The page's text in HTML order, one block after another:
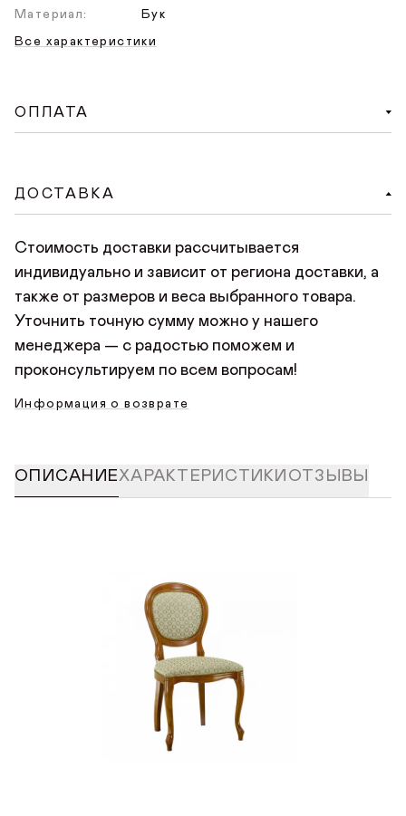
Материал: Бук
Все характеристики
ОПЛАТА
сайте. При оформлении заказа на сайте нужно
нажать «Оплатить заказ», произойдет переход на
безопасную страницу оплаты, где нужно указать
картой Мир, Visa или Mastercard.
ДОСТАВКА
Стоимость доставки рассчитывается
индивидуально и зависит от региона доставки, а
также от размеров и веса выбранного товара.
Уточнить точную сумму можно у нашего
менеджера — с радостью поможем и
проконсультируем по всем вопросам!
Информация о возврате
ОПИСАНИЕХАРАКТЕРИСТИКИ ОТЗЫВЫ